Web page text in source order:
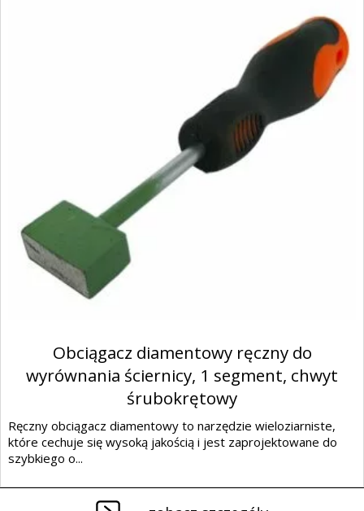
Obciągacz diamentowy ręczny do
wyrównania ściernicy, 1 segment, chwyt
śrubokrętowy
Ręczny obciągacz diamentowy to narzędzie wieloziarniste,
które cechuje się wysoką jakością i jest zaprojektowane do
szybkiego o...